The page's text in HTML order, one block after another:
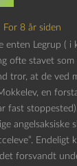
For 8 år siden
enten Legrup ( i
ofte stavet som
tror, at de ved
en
fast
angelsaksiske
forsvandt